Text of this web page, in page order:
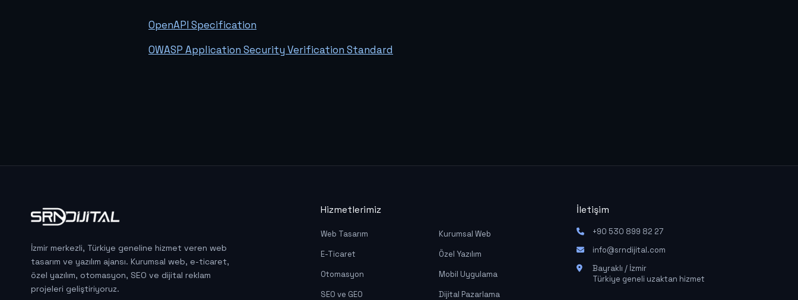
OpenAPI Specification
OWASP Application Security Verification Standard
İzmir merkezli, Türkiye geneline hizmet veren web
tasarım ve yazılım ajansı. Kurumsal web, e-ticaret,
özel yazılım, otomasyon, SEO ve dijital reklam
projeleri geliştiriyoruz.
Hizmetlerimiz
Web Tasarım
Kurumsal Web
E-Ticaret
Özel Yazılım
Otomasyon
Mobil Uygulama
SEO ve GEO
Dijital Pazarlama
İletişim
+90 530 899 82 27
info@srndijital.com
Bayraklı / İzmir
Türkiye geneli uzaktan hizmet